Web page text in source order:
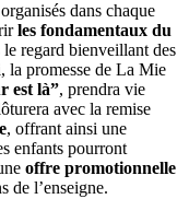
dans chaque
les fondamentaux du
le regard bienveillant des
la promesse de La Mie
est là”, prendra vie
avec la remise
, offrant ainsi une
enfants pourront
offre promotionnelle
de l’enseigne.